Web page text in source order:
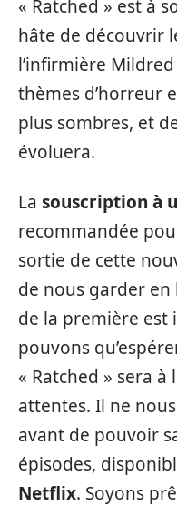
« Ratched » est à
hâte de découvrir
l’infirmière
thèmes d’horreur
plus sombres, et
évoluera.
La souscription à
recommandée
sortie de cette
de nous garder en
de la première est
pouvons
« Ratched » sera
attentes. Il ne
avant de pouvoir
épisodes,
Netflix. Soyons